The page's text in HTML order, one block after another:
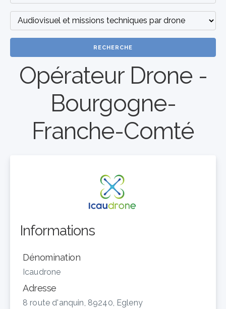
RECHERCHE
Opérateur Drone -
Bourgogne-
Franche-Comté
Informations
Dénomination
Icaudrone
Adresse
8 route d'anquin, 89240, Egleny